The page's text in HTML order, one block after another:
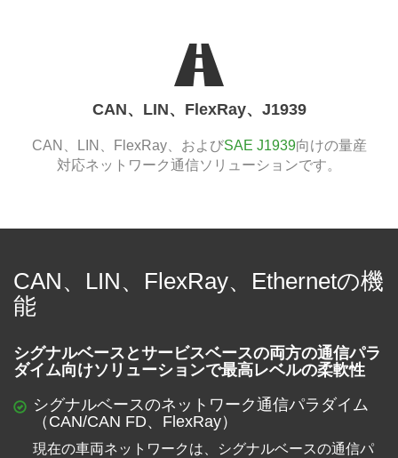
CAN、LIN、FlexRay、J1939
CAN、LIN、FlexRay、およびSAE J1939向けの量産
対応ネットワーク通信ソリューションです。
CAN、LIN、FlexRay、Ethernetの機
能
シグナルベースとサービスベースの両方の通信パラ
ダイム向けソリューションで最高レベルの柔軟性
シグナルベースのネットワーク通信パラダイム
（CAN/CAN FD、FlexRay）
現在の車両ネットワークは、シグナルベースの通信パ